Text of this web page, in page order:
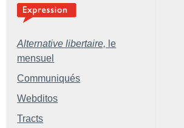
Alternative libertaire, le
mensuel
Communiqués
Webditos
Tracts